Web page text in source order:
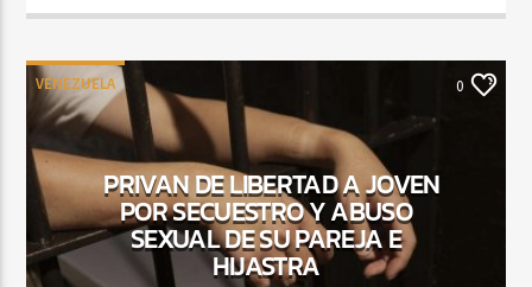
VENEZUELA 0
PRIVAN DE LIBERTAD A JOVEN
POR SECUESTRO Y ABUSO
SEXUAL DE SU PAREJA E
HIJASTRA